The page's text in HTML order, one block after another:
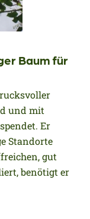
Baum für
und mit
Er
Standorte
gut
benötigt er